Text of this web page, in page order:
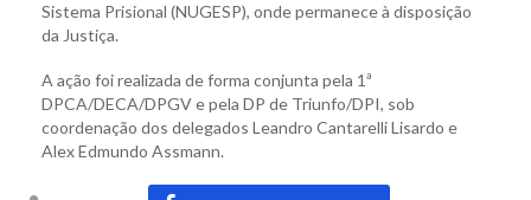
Sistema Prisional (NUGESP), onde permanece à disposição
da Justiça.
A ação foi realizada de forma conjunta pela 1ª
DPCA/DECA/DPGV e pela DP de Triunfo/DPI, sob
coordenação dos delegados Leandro Cantarelli Lisardo e
Alex Edmundo Assmann.